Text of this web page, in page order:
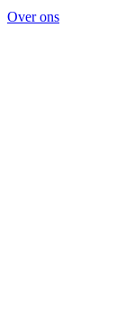
Over ons